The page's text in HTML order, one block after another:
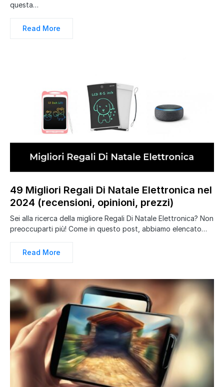
questa…
Read More
49 Migliori Regali Di Natale Elettronica nel
2024 (recensioni, opinioni, prezzi)
Sei alla ricerca della migliore Regali Di Natale Elettronica? Non
preoccuparti più! Come in questo post, abbiamo elencato…
Read More